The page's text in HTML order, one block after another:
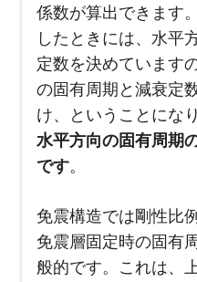
係数が算出できます
したときには、水平
定数を決めています
の固有周期と減衰定
け、ということにな
水平方向の固有周期
です。
免震構造では剛性比
免震層固定時の固有
般的です。これは、